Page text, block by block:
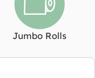
Jumbo Rolls